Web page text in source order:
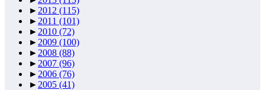
► 2012 (115)
► 2011 (101)
► 2010 (72)
► 2009 (100)
► 2008 (88)
► 2007 (96)
► 2006 (76)
► 2005 (41)